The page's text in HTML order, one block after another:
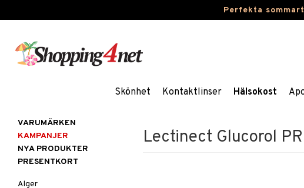
Perfekta
Skönhet Kontaktlinser Hälsokost
Lectinect Glucorol
VARUMÄRKEN
KAMPANJER
NYA PRODUKTER
PRESENTKORT
Alger